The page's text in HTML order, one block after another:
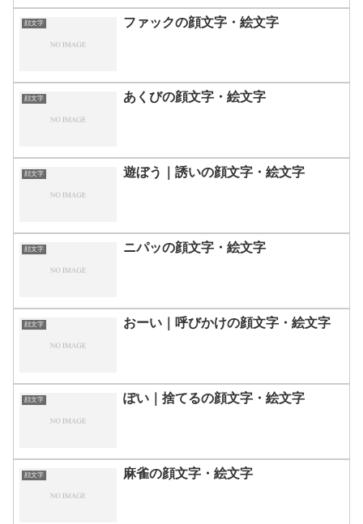
顔文字 ファックの顔文字・絵文字
顔文字 あくびの顔文字・絵文字
顔文字 遊ぼう｜誘いの顔文字・絵文字
顔文字 ニパッの顔文字・絵文字
顔文字 おーい｜呼びかけの顔文字・絵文字
顔文字 ぽい｜捨てるの顔文字・絵文字
顔文字 麻雀の顔文字・絵文字